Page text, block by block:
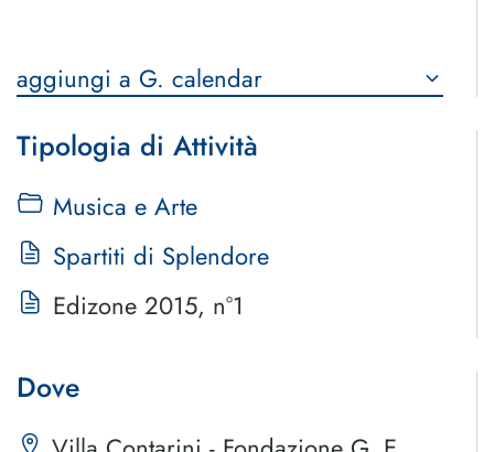
aggiungi a G. calendar
Tipologia di Attività
Musica e Arte
Spartiti di Splendore
Edizone 2015, n°1
Dove